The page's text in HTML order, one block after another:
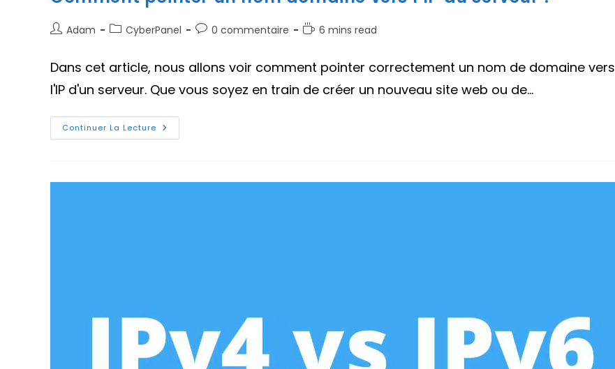
Auteur/autrice
publication :
Adam
PostCyberPanel
Commentaires
publication :
0 commentaire
Temps6 mins read
Dans cet article, nous allons voir comment pointer correctement un nom de domaine vers
l'IP d'un serveur. Que vous soyez en train de créer un nouveau site web ou de…
Continuer La Lecture Comment
Pointer
L’IP